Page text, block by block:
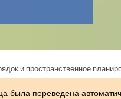
и пространственное
была переведена